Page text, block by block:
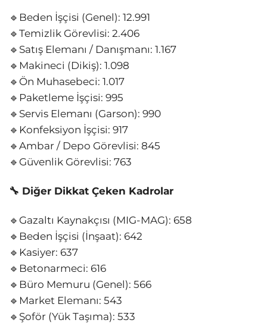
🔹Beden İşçisi (Genel): 12.991
🔹Temizlik Görevlisi: 2.406
🔹Satış Elemanı / Danışmanı: 1.167
🔹Makineci (Dikiş): 1.098
🔹Ön Muhasebeci: 1.017
🔹Paketleme İşçisi: 995
🔹Servis Elemanı (Garson): 990
🔹Konfeksiyon İşçisi: 917
🔹Ambar / Depo Görevlisi: 845
🔹Güvenlik Görevlisi: 763
🔧 Diğer Dikkat Çeken Kadrolar
🔹Gazaltı Kaynakçısı (MIG-MAG): 658
🔹Beden İşçisi (İnşaat): 642
🔹Kasiyer: 637
🔹Betonarmeci: 616
🔹Büro Memuru (Genel): 566
🔹Market Elemanı: 543
🔹Şoför (Yük Taşıma): 533